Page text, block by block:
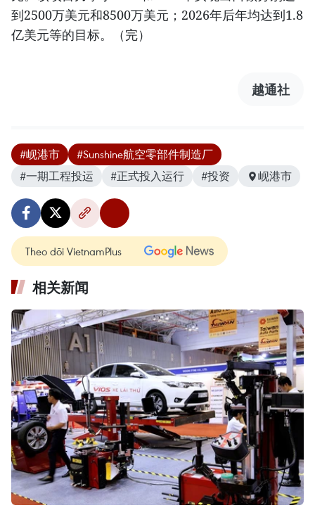
到2500万美元和8500万美元；2026年后年均达到1.8
亿美元等的目标。（完）
越通社
#岘港市
#Sunshine航空零部件制造厂
#一期工程投运
#正式投入运行 #投资 岘港市
Theo dõi VietnamPlus
相关新闻